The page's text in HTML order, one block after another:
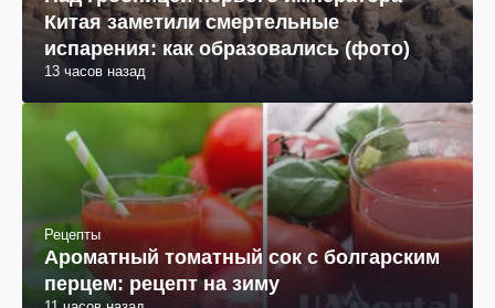
Китая заметили смертельные
испарения: как образовались (фото)
13 часов назад
Рецепты
Ароматный томатный сок с болгарским
перцем: рецепт на зиму